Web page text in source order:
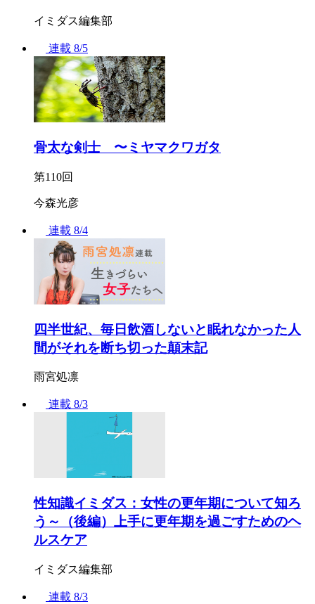
イミダス編集部
連載 8/5
骨太な剣士 〜ミヤマクワガタ
第110回
今森光彦
連載 8/4
四半世紀、毎日飲酒しないと眠れなかった人
間がそれを断ち切った顛末記
雨宮処凛
連載 8/3
性知識イミダス：女性の更年期について知ろ
う～（後編）上手に更年期を過ごすためのヘ
ルスケア
イミダス編集部
連載 8/3